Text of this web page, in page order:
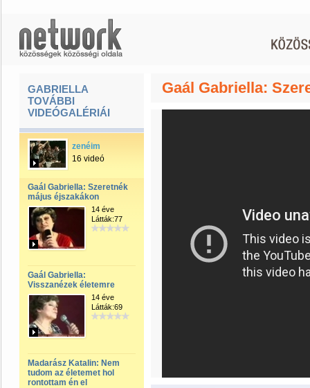
GABRIELLA
TOVÁBBI
VIDEÓGALÉRIÁI
zenéim
16 videó
Gaál Gabriella: Szeretnék
május éjszakákon
14 éve
Látták:77
Gaál Gabriella:
Visszanézek életemre
14 éve
Látták:69
Madarász Katalin: Nem
tudom az életemet hol
rontottam én el
Gaál Gabriella: